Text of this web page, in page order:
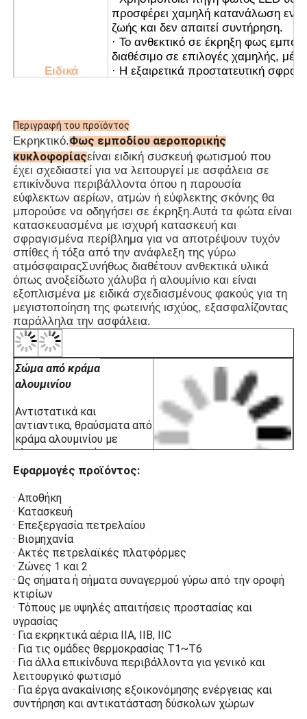
Ειδικά
προσφέρει χαμηλή κατανάλωση
ζωής και δεν απαιτεί συντήρηση.
· Το ανθεκτικό σε έκρηξη φως
διαθέσιμο σε επιλογές χαμηλής,
· Η εξαιρετικά προστατευτική
προστασίας και μπορεί να είναι
δορυφορικό τσιπ Beidou για να
· Χρησιμοποιεί αυτόματο διακόπτη
υψηλή αξιοπιστία, ενεργοποιείται
συνθήκες ομίχλης και σβήνει κατά
· Ο ασύρματος συγχρονισμός είναι
αιτήματος για την ευκολία χρήσης
· Είναι κατάλληλο τόσο για χάλυβα
καλωδίων.
ΑΠΛ
· Πλατφόρμες πετρελαίου και
· Εγκαταστάσεις επεξεργασίας
· Σίλοι σιτηρών και μύλοι αλευριού
· Ακτές γεωτρήσεις
· Σταθμοί ΥΦΑ
· Για τις ομάδες θερμοκρασίας T1~T6
· Για εκρηκτικά αέρια IIA, IIB, IIC
Περιγραφή του προϊόντος
Εκρηκτικό.Φως εμποδίου αεροπορικής
κυκλοφορίαςείναι ειδική συσκευή φωτισμού που
έχει σχεδιαστεί για να λειτουργεί με ασφάλεια σε
επικίνδυνα περιβάλλοντα όπου η παρουσία
εύφλεκτων αερίων, ατμών ή εύφλεκτης σκόνης θα
μπορούσε να οδηγήσει σε έκρηξη.Αυτά τα φώτα είναι
κατασκευασμένα με ισχυρή κατασκευή και
σφραγισμένα περίβλημα για να αποτρέψουν τυχόν
σπίθες ή τόξα από την ανάφλεξη της γύρω
ατμόσφαιραςΣυνήθως διαθέτουν ανθεκτικά υλικά
όπως ανοξείδωτο χάλυβα ή αλουμίνιο και είναι
εξοπλισμένα με ειδικά σχεδιασμένους φακούς για τη
μεγιστοποίηση της φωτεινής ισχύος, εξασφαλίζοντας
παράλληλα την ασφάλεια.
Σώμα από κράμα
αλουμινίου
Αντιστατικά και
αντιαντικα, θραύσματα από
κράμα αλουμινίου με
ηλεκτροστατικά
ψεκασμένη πλαστική
επιφάνεια για αντοχή στη
διάβρωση, αντιστατική και
αντοχή σε κρούσεις.
προστασία από σκληρό
εμποδίζει τις σπινθήρες
έρθουν σε επαφή με
εύφλεκτα αέρια και να
προκαλέσουν εκρήξεις.
Σχεδιασμός για
εξοικονόμηση ενέργειας
Εφαρμογές προϊόντος:
· Αποθήκη
· Κατασκευή
· Επεξεργασία πετρελαίου
· Βιομηχανία
· Ακτές πετρελαϊκές πλατφόρμες
· Ζώνες 1 και 2
· Ως σήματα ή σήματα συναγερμού γύρω από την οροφή
κτιρίων
· Τόπους με υψηλές απαιτήσεις προστασίας και
υγρασίας
· Για εκρηκτικά αέρια IIA, IIB, IIC
· Για τις ομάδες θερμοκρασίας T1~T6
· Για άλλα επικίνδυνα περιβάλλοντα για γενικό και
λειτουργικό φωτισμό
· Για έργα ανακαίνισης εξοικονόμησης ενέργειας και
συντήρηση και αντικατάσταση δύσκολων χώρων